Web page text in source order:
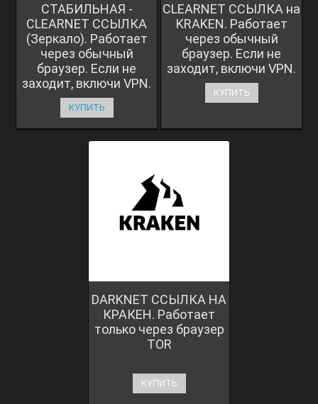
СТАБИЛЬНАЯ -
CLEARNET ССЫЛКА
(Зеркало). Работает
через обычный
браузер. Если не
заходит, включи VPN.
КУПИТЬ
CLEARNET ССЫЛКА на
KRAKEN. Работает
через обычный
браузер. Если не
заходит, включи VPN.
КУПИТЬ
DARKNET ССЫЛКА НА
КРАКЕН. Работает
только через браузер
TOR
КУПИТЬ